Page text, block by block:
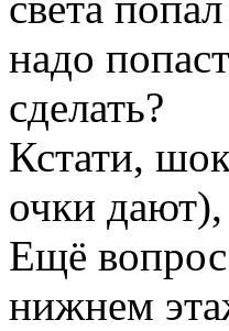
надо
сделать?
Кстати,
очки
Ещё
нижнем